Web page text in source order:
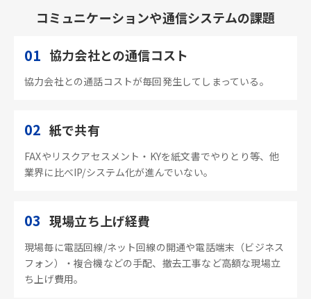
コミュニケーションや通信システムの課題
01 協力会社との通信コスト
協力会社との通話コストが毎回発生してしまっている。
02 紙で共有
FAXやリスクアセスメント・KYを紙文書でやりとり等、他
業界に比べIP/システム化が進んでいない。
03 現場立ち上げ経費
現場毎に電話回線/ネット回線の開通や電話端末（ビジネス
フォン）・複合機などの手配、撤去工事など高額な現場立
ち上げ費用。